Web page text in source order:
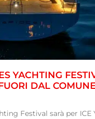
YACHTING
DAL
Festival sarà per ICE